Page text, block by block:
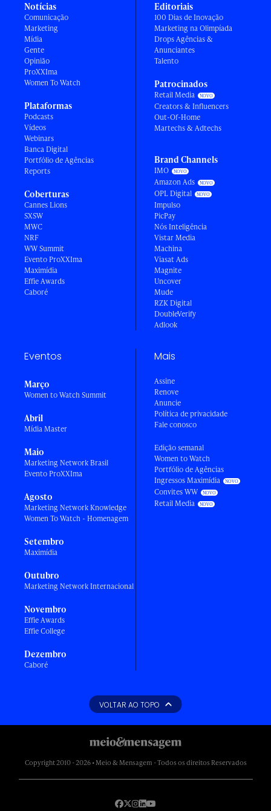
Notícias
Comunicação
Marketing
Mídia
Gente
Opinião
ProXXIma
Women To Watch
Plataformas
Podcasts
Vídeos
Webinars
Banca Digital
Portfólio de Agências
Reports
Coberturas
Cannes Lions
SXSW
MWC
NRF
WW Summit
Evento ProXXIma
Maximídia
Effie Awards
Caboré
Editoriais
100 Dias de Inovação
Marketing na Olimpíada
Drops Agências &
Anunciantes
Talento
Patrocinados
Retail Media
Creators & Influencers
Out-Of-Home
Martechs & Adtechs
Brand Channels
IMO
Amazon Ads
OPL Digital
Impulso
PicPay
Nós Inteligência
Vistar Media
Machina
Viasat Ads
Magnite
Uncover
Mude
RZK Digital
DoubleVerify
Adlook
Eventos
Março
Women to Watch Summit
Abril
Mídia Master
Maio
Marketing Network Brasil
Evento ProXXIma
Agosto
Marketing Network Knowledge
Women To Watch - Homenagem
Setembro
Maximídia
Outubro
Marketing Network Internacional
Novembro
Effie Awards
Effie College
Dezembro
Caboré
Mais
Assine
Renove
Anuncie
Política de privacidade
Fale conosco
Edição semanal
Women to Watch
Portfólio de Agências
Ingressos Maximídia
Convites WW
Retail Media
VOLTAR AO TOPO
Copyright 2010 - 2026 • Meio & Mensagem - Todos os direitos Reservados